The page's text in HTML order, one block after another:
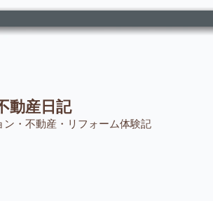
動産日記
ン・不動産・リフォーム体験記